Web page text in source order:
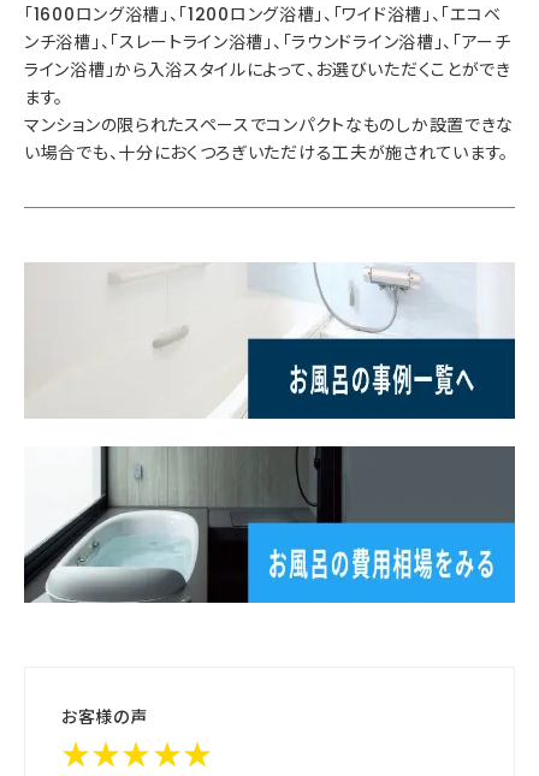
「1600ロング浴槽」、「1200ロング浴槽」、「ワイド浴槽」、「エコベ
ンチ浴槽」、「スレートライン浴槽」、「ラウンドライン浴槽」、「アーチ
ライン浴槽」から入浴スタイルによって、お選びいただくことができ
ます。
マンションの限られたスペースでコンパクトなものしか設置できな
い場合でも、十分におくつろぎいただける工夫が施されています。
お客様の声
★★★★★